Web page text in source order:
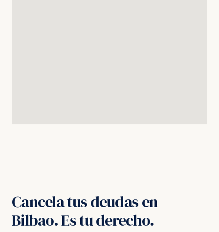
Cancela tus deudas en
Bilbao. Es tu derecho.